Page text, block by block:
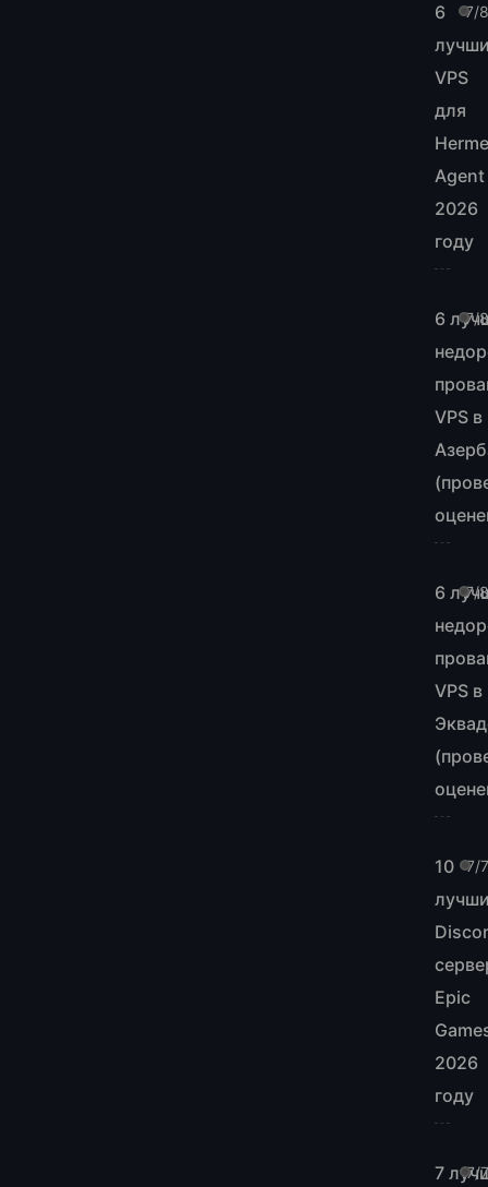
7/
6
VPS
для
Agent
2026
году
7/
6
VPS в
7/
6
VPS в
7/
10
Epic
2026
году
7/
7